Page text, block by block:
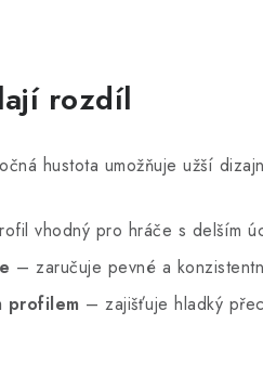
rozdíl
hustota umožňuje užší
vhodný pro hráče s delším
– zaručuje pevné a
profilem – zajišťuje hladký